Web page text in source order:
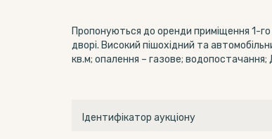
Пропонуються до оренди приміщення 1-
дворі. Високий пішохідний та
кв.м; опалення – газове;
Ідентифікатор аукціону